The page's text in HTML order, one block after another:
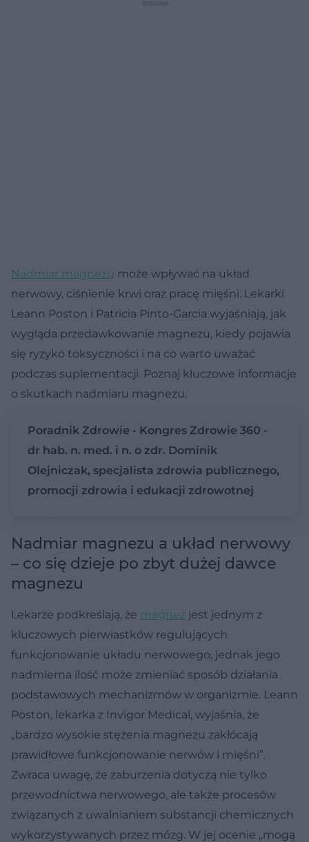
Nadmiar magnezu może wpływać na układ
nerwowy, ciśnienie krwi oraz pracę mięśni. Lekarki
Leann Poston i Patricia Pinto-Garcia wyjaśniają, jak
wygląda przedawkowanie magnezu, kiedy pojawia
się ryzyko toksyczności i na co warto uważać
podczas suplementacji. Poznaj kluczowe informacje
o skutkach nadmiaru magnezu.
Poradnik Zdrowie - Kongres Zdrowie 360 -
dr hab. n. med. i n. o zdr. Dominik
Olejniczak, specjalista zdrowia publicznego,
promocji zdrowia i edukacji zdrowotnej
Nadmiar magnezu a układ nerwowy
– co się dzieje po zbyt dużej dawce
magnezu
Lekarze podkreślają, że magnez jest jednym z
kluczowych pierwiastków regulujących
funkcjonowanie układu nerwowego, jednak jego
nadmierna ilość może zmieniać sposób działania
podstawowych mechanizmów w organizmie. Leann
Poston, lekarka z Invigor Medical, wyjaśnia, że
„bardzo wysokie stężenia magnezu zakłócają
prawidłowe funkcjonowanie nerwów i mięśni”.
Zwraca uwagę, że zaburzenia dotyczą nie tylko
przewodnictwa nerwowego, ale także procesów
związanych z uwalnianiem substancji chemicznych
wykorzystywanych przez mózg. W jej ocenie „mogą